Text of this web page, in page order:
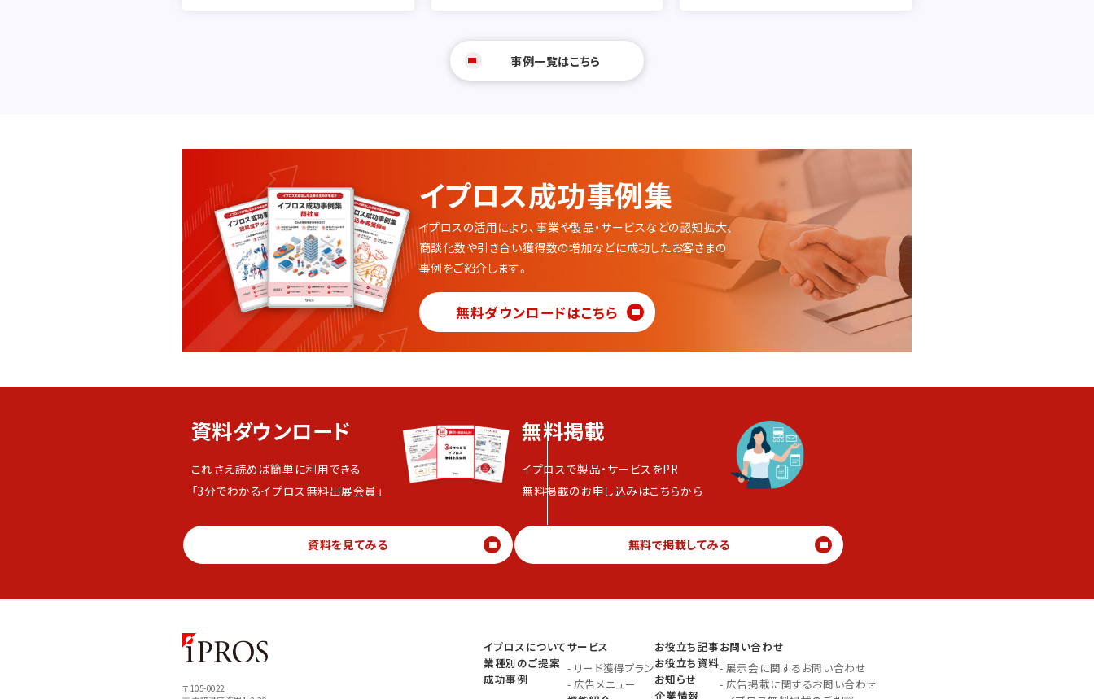
事例一覧はこちら
イプロス成功事例集
イプロスの活用により、事業や製品・サービスなどの認知拡大、
商談化数や引き合い獲得数の増加などに成功したお客さまの
事例をご紹介します。
無料ダウンロードはこちら
資料ダウンロード
これさえ読めば簡単に利用できる
「3分でわかるイプロス無料出展会員」
資料を見てみる
無料掲載
イプロスで製品・サービスをPR
無料掲載のお申し込みはこちらから
無料で掲載してみる
〒105-0022
イプロスについて
業種別のご提案
成功事例
サービス
- リード獲得プラン
- 広告メニュー
お役立ち記事
お役立ち資料
お知らせ
企業情報
お問い合わせ
- 展示会に関するお問い合わせ
- 広告掲載に関するお問い合わせ